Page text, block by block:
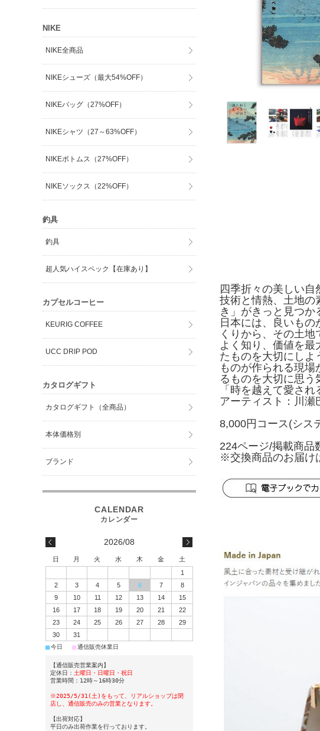
四季折々の美しい
技術と情熱、土地の
き」がきっと見つか
日本には、良いも
くりから、その土
よく知り、価値を
たものを大切にしよ
ものが作られる現
るものを大切に思う
「時を越えて愛さ
アーティスト：川瀬
8,000円コース(シス
224ページ/掲載商品
※交換商品のお届け
NIKE
NIKE全商品
NIKEシューズ（最大54%OFF）
NIKEバッグ（27%OFF）
NIKEシャツ（27～63%OFF）
NIKEボトムス（27%OFF）
NIKEソックス（22%OFF）
釣具
釣具
超人気ハイスペック【在庫あり】
カプセルコーヒー
KEURIG COFFEE
UCC DRIP POD
カタログギフト
カタログギフト（全商品）
本体価格別
ブランド
2026/08
日 月 火 水 木 金
土
1
2
3 4 5 6 7
8
9
10 11 12 13 14
15
16
17 18 19 20 21
22
23
24 25 26 27 28
29
30
31
■今日 ■通信販売休業日
【通信販売営業案内】
定休日： 土曜日・日曜日・祝日
営業時間：12時～16時30分
※2025/5/31(土)をもって、リアルショップは閉
店し、通信販売のみの営業となります。
【出荷対応】
平日のみ出荷作業を行っております。